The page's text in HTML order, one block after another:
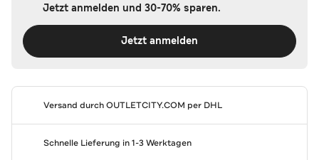
Jetzt anmelden und 30-70% sparen.
Jetzt anmelden
Versand durchOUTLETCITY.COM per DHL
Schnelle Lieferung in 1-3 Werktagen